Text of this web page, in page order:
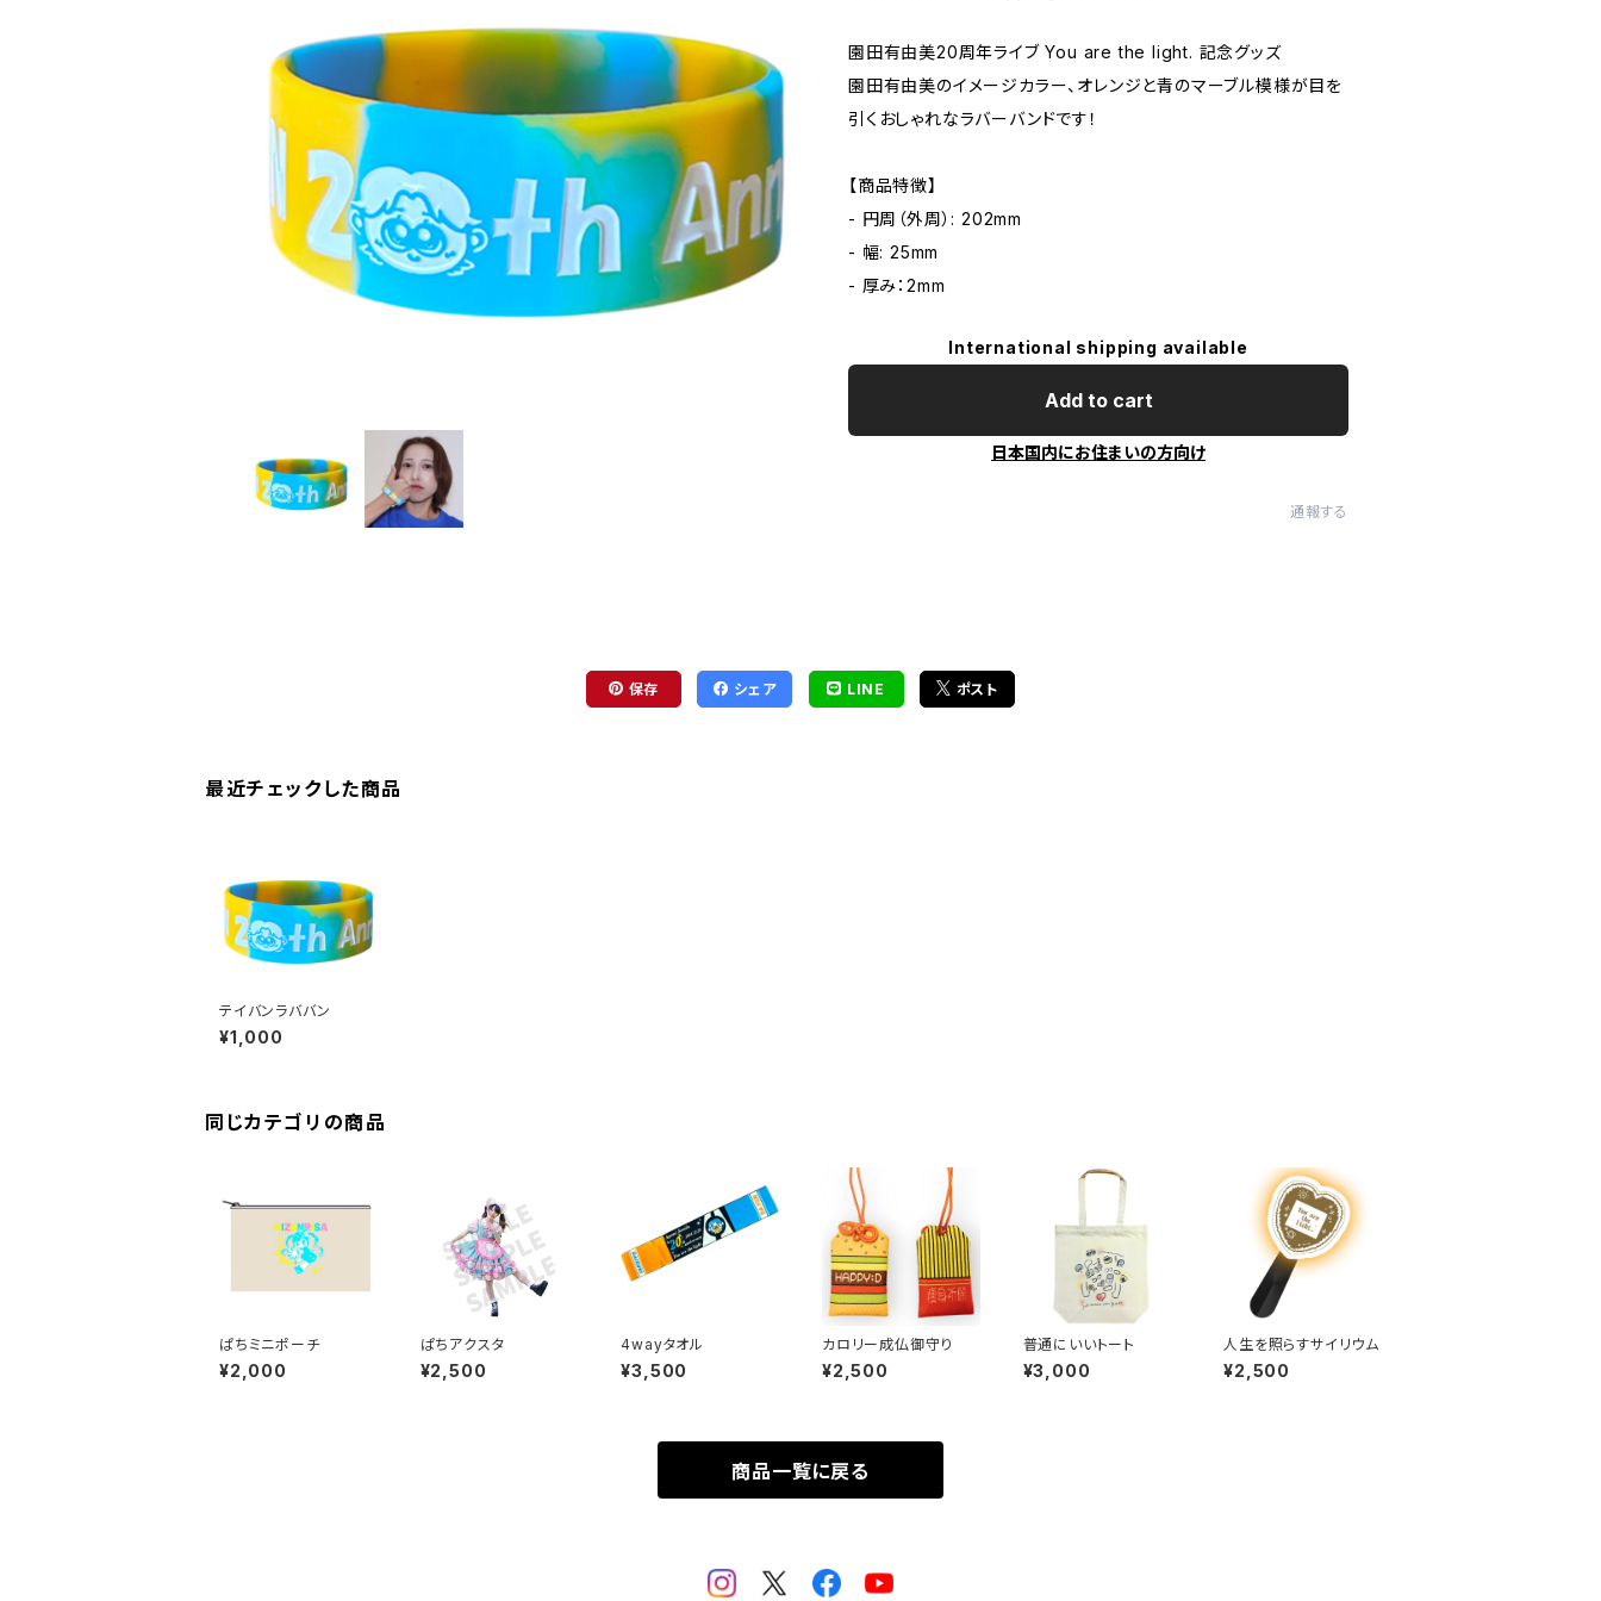
園田有由美20周年ライブ You are the light. 記念グッズ
園田有由美のイメージカラー、オレンジと青のマーブル模様が目を
引くおしゃれなラバーバンドです！
【商品特徴】
- 円周（外周）: 202mm
- 幅: 25mm
- 厚み：2mm
International shipping available
Add to cart
日本国内にお住まいの方向け
通報する
保存 シェア LINE ポスト
最近チェックした商品
テイバンラババン
¥1,000
同じカテゴリの商品
ぱちミニポーチ
¥2,000
ぱちアクスタ
¥2,500
4wayタオル
¥3,500
カロリー成仏御守り
¥2,500
普通にいいトート
¥3,000
人生を照らすサイリウム
¥2,500
商品一覧に戻る